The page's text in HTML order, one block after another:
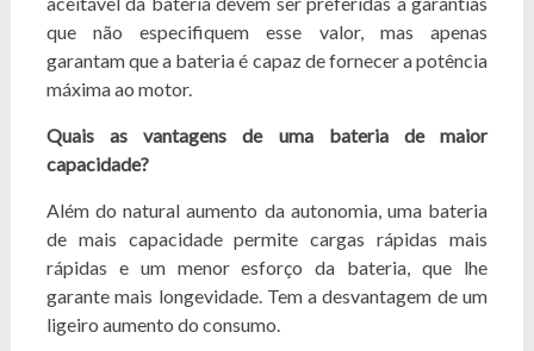
que não especifiquem esse valor, mas apenas
garantam que a bateria é capaz de fornecer a potência
máxima ao motor.
Quais as vantagens de uma bateria de maior
capacidade?
Além do natural aumento da autonomia, uma bateria
de mais capacidade permite cargas rápidas mais
rápidas e um menor esforço da bateria, que lhe
garante mais longevidade. Tem a desvantagem de um
ligeiro aumento do consumo.